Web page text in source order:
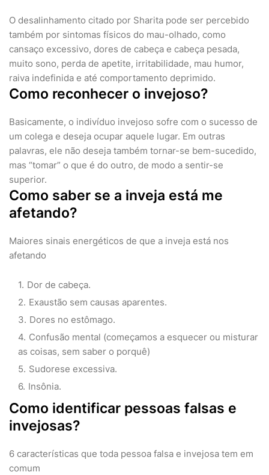
O desalinhamento citado por Sharita pode ser percebido
também por sintomas físicos do mau-olhado, como
cansaço excessivo, dores de cabeça e cabeça pesada,
muito sono, perda de apetite, irritabilidade, mau humor,
raiva indefinida e até comportamento deprimido.
Como reconhecer o invejoso?
Basicamente, o indivíduo invejoso sofre com o sucesso de
um colega e deseja ocupar aquele lugar. Em outras
palavras, ele não deseja também tornar-se bem-sucedido,
mas “tomar” o que é do outro, de modo a sentir-se
superior.
Como saber se a inveja está me
afetando?
Maiores sinais energéticos de que a inveja está nos
afetando
Dor de cabeça.
Exaustão sem causas aparentes.
Dores no estômago.
Confusão mental (começamos a esquecer ou misturar
as coisas, sem saber o porquê)
Sudorese excessiva.
Insônia.
Como identificar pessoas falsas e
invejosas?
6 características que toda pessoa falsa e invejosa tem em
comum